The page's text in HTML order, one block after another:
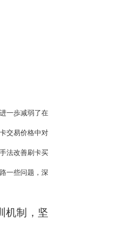
一歩减弱了在
交易价格中对
法改善刷卡买
一些问题，深
机制，坚